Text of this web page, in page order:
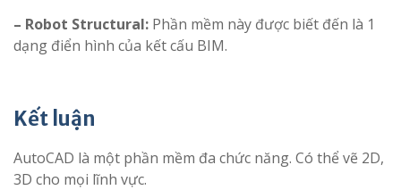
– Robot Structural: Phần mềm này được biết đến là 1
dạng điển hình của kết cấu BIM.
Kết luận
AutoCAD là một phần mềm đa chức năng. Có thể vẽ 2D,
3D cho mọi lĩnh vực.